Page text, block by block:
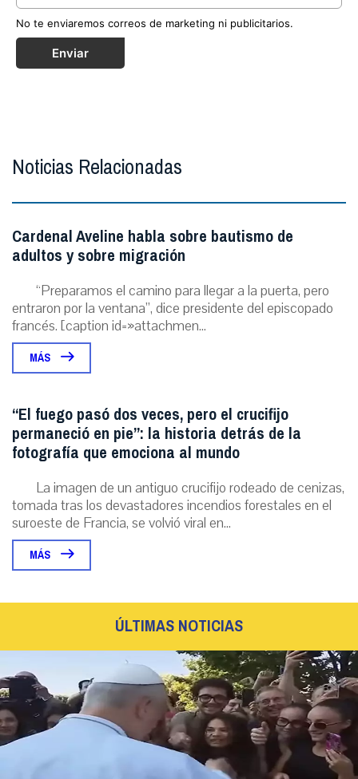
No te enviaremos correos de marketing ni publicitarios.
Enviar
Noticias Relacionadas
Cardenal Aveline habla sobre bautismo de
adultos y sobre migración
“Preparamos el camino para llegar a la puerta, pero
entraron por la ventana”, dice presidente del episcopado
francés. [caption id=»attachmen...
MÁS
“El fuego pasó dos veces, pero el crucifijo
permaneció en pie”: la historia detrás de la
fotografía que emociona al mundo
La imagen de un antiguo crucifijo rodeado de cenizas,
tomada tras los devastadores incendios forestales en el
suroeste de Francia, se volvió viral en...
MÁS
ÚLTIMAS NOTICIAS